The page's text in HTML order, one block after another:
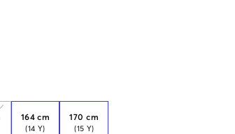
164 cm
(14 Y)
170 cm
(15 Y)